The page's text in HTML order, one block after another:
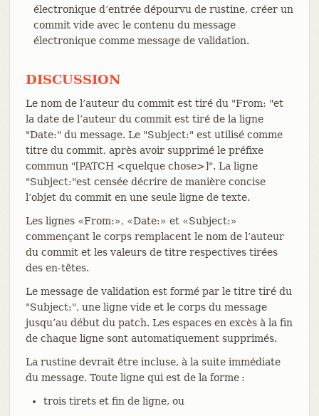
électronique d’entrée dépourvu de rustine, créer un
commit vide avec le contenu du message
électronique comme message de validation.
DISCUSSION
Le nom de l’auteur du commit est tiré du "From: "et
la date de l’auteur du commit est tiré de la ligne
"Date:" du message. Le "Subject:" est utilisé comme
titre du commit, après avoir supprimé le préfixe
commun "[PATCH <quelque chose>]". La ligne
"Subject:"est censée décrire de manière concise
l’objet du commit en une seule ligne de texte.
Les lignes «From:», «Date:» et «Subject:»
commençant le corps remplacent le nom de l’auteur
du commit et les valeurs de titre respectives tirées
des en-têtes.
Le message de validation est formé par le titre tiré du
"Subject:", une ligne vide et le corps du message
jusqu’au début du patch. Les espaces en excès à la fin
de chaque ligne sont automatiquement supprimés.
La rustine devrait être incluse, à la suite immédiate
du message. Toute ligne qui est de la forme :
trois tirets et fin de ligne, ou